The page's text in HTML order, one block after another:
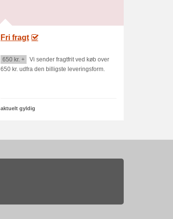
Fri fragt
650 kr. +
Vi sender fragtfrit ved køb over
650 kr. udfra den billigste leveringsform.
aktuelt gyldig